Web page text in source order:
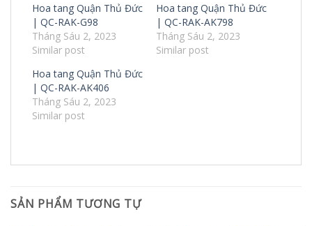
Hoa tang Quận Thủ Đức
| QC-RAK-G98
Tháng Sáu 2, 2023
Similar post
Hoa tang Quận Thủ Đức
| QC-RAK-AK798
Tháng Sáu 2, 2023
Similar post
Hoa tang Quận Thủ Đức
| QC-RAK-AK406
Tháng Sáu 2, 2023
Similar post
SẢN PHẨM TƯƠNG TỰ